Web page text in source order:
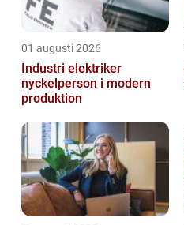
01 augusti 2026
Industri elektriker
nyckelperson i modern
produktion